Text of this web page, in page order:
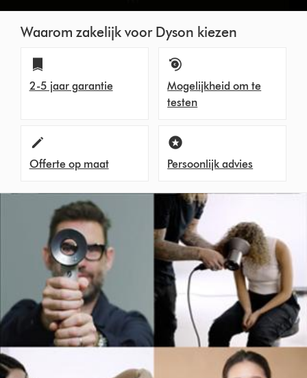
Waarom zakelijk voor Dyson kiezen
2-5 jaar garantie
Mogelijkheid om te
testen
Offerte op maat Persoonlijk advies